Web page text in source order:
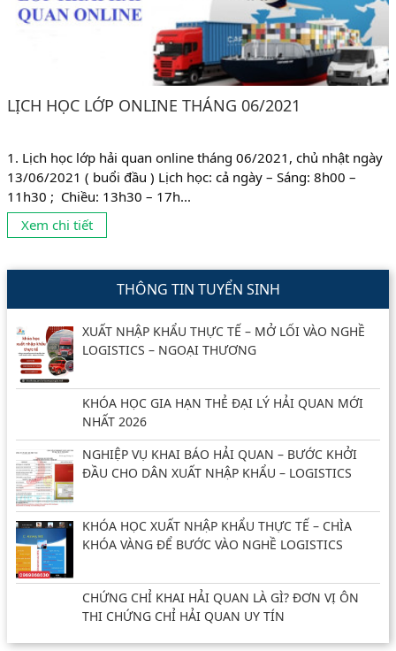
LỊCH HỌC LỚP ONLINE THÁNG 06/2021
1. Lịch học lớp hải quan online tháng 06/2021, chủ nhật ngày
13/06/2021 ( buổi đầu ) Lịch học: cả ngày – Sáng: 8h00 –
11h30 ; Chiều: 13h30 – 17h...
Xem chi tiết
THÔNG TIN TUYỂN SINH
XUẤT NHẬP KHẨU THỰC TẾ – MỞ LỐI VÀO NGHỀ
LOGISTICS – NGOẠI THƯƠNG
KHÓA HỌC GIA HẠN THẺ ĐẠI LÝ HẢI QUAN MỚI
NHẤT 2026
NGHIỆP VỤ KHAI BÁO HẢI QUAN – BƯỚC KHỞI
ĐẦU CHO DÂN XUẤT NHẬP KHẨU – LOGISTICS
KHÓA HỌC XUẤT NHẬP KHẨU THỰC TẾ – CHÌA
KHÓA VÀNG ĐỂ BƯỚC VÀO NGHỀ LOGISTICS
CHỨNG CHỈ KHAI HẢI QUAN LÀ GÌ? ĐƠN VỊ ÔN
THI CHỨNG CHỈ HẢI QUAN UY TÍN